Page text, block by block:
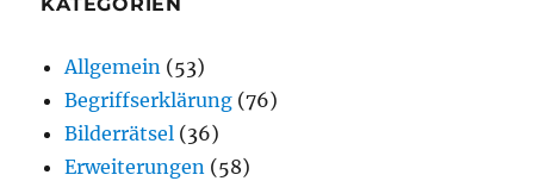
Allgemein (53)
Begriffserklärung (76)
Bilderrätsel (36)
Erweiterungen (58)